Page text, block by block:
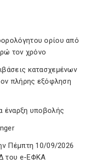
ορίου από
τον χρόνο
κατασχεμένων
πλήρης εξόφληση
έναρξη υποβολής
Πέμπτη 10/09/2026
του e-ΕΦΚΑ